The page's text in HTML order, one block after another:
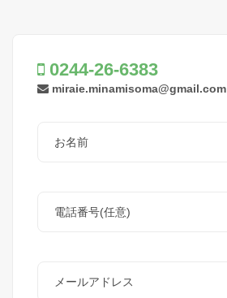
0244-26-6383
miraie.minamisoma@gmail.com